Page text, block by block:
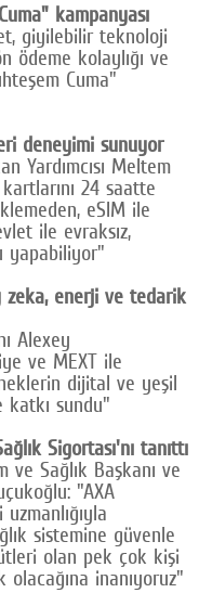
kampanyası
giyilebilir teknoloji
ödeme kolaylığı ve
Cuma"
deneyimi sunuyor
Yardımcısı Meltem
24 saatte
eSIM ile
ile evraksız,
yapabiliyor"
zeka, enerji ve tedarik
Alexey
ve MEXT ile
dijital ve yeşil
katkı sundu"
Sigortası'nı tanıttı
ve Sağlık Başkanı ve
"AXA
sistemine güvenle
olan pek çok kişi
inanıyoruz"